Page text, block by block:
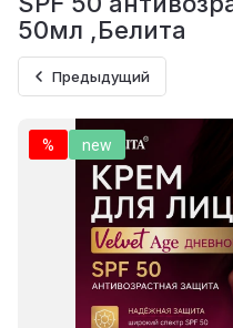
50мл ,Белита
Предыдущий
% new